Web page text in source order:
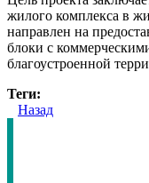
жилого комплекса в
направлен на
блоки с
благоустроенной
Теги:
Назад